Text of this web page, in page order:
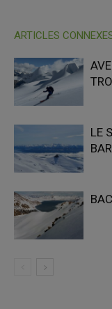
ARTICLES
LE